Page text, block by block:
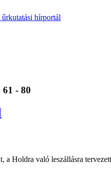
- 80
a Holdra való leszállásra